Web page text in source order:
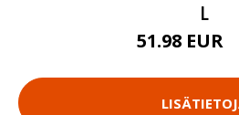
L
51.98 EUR